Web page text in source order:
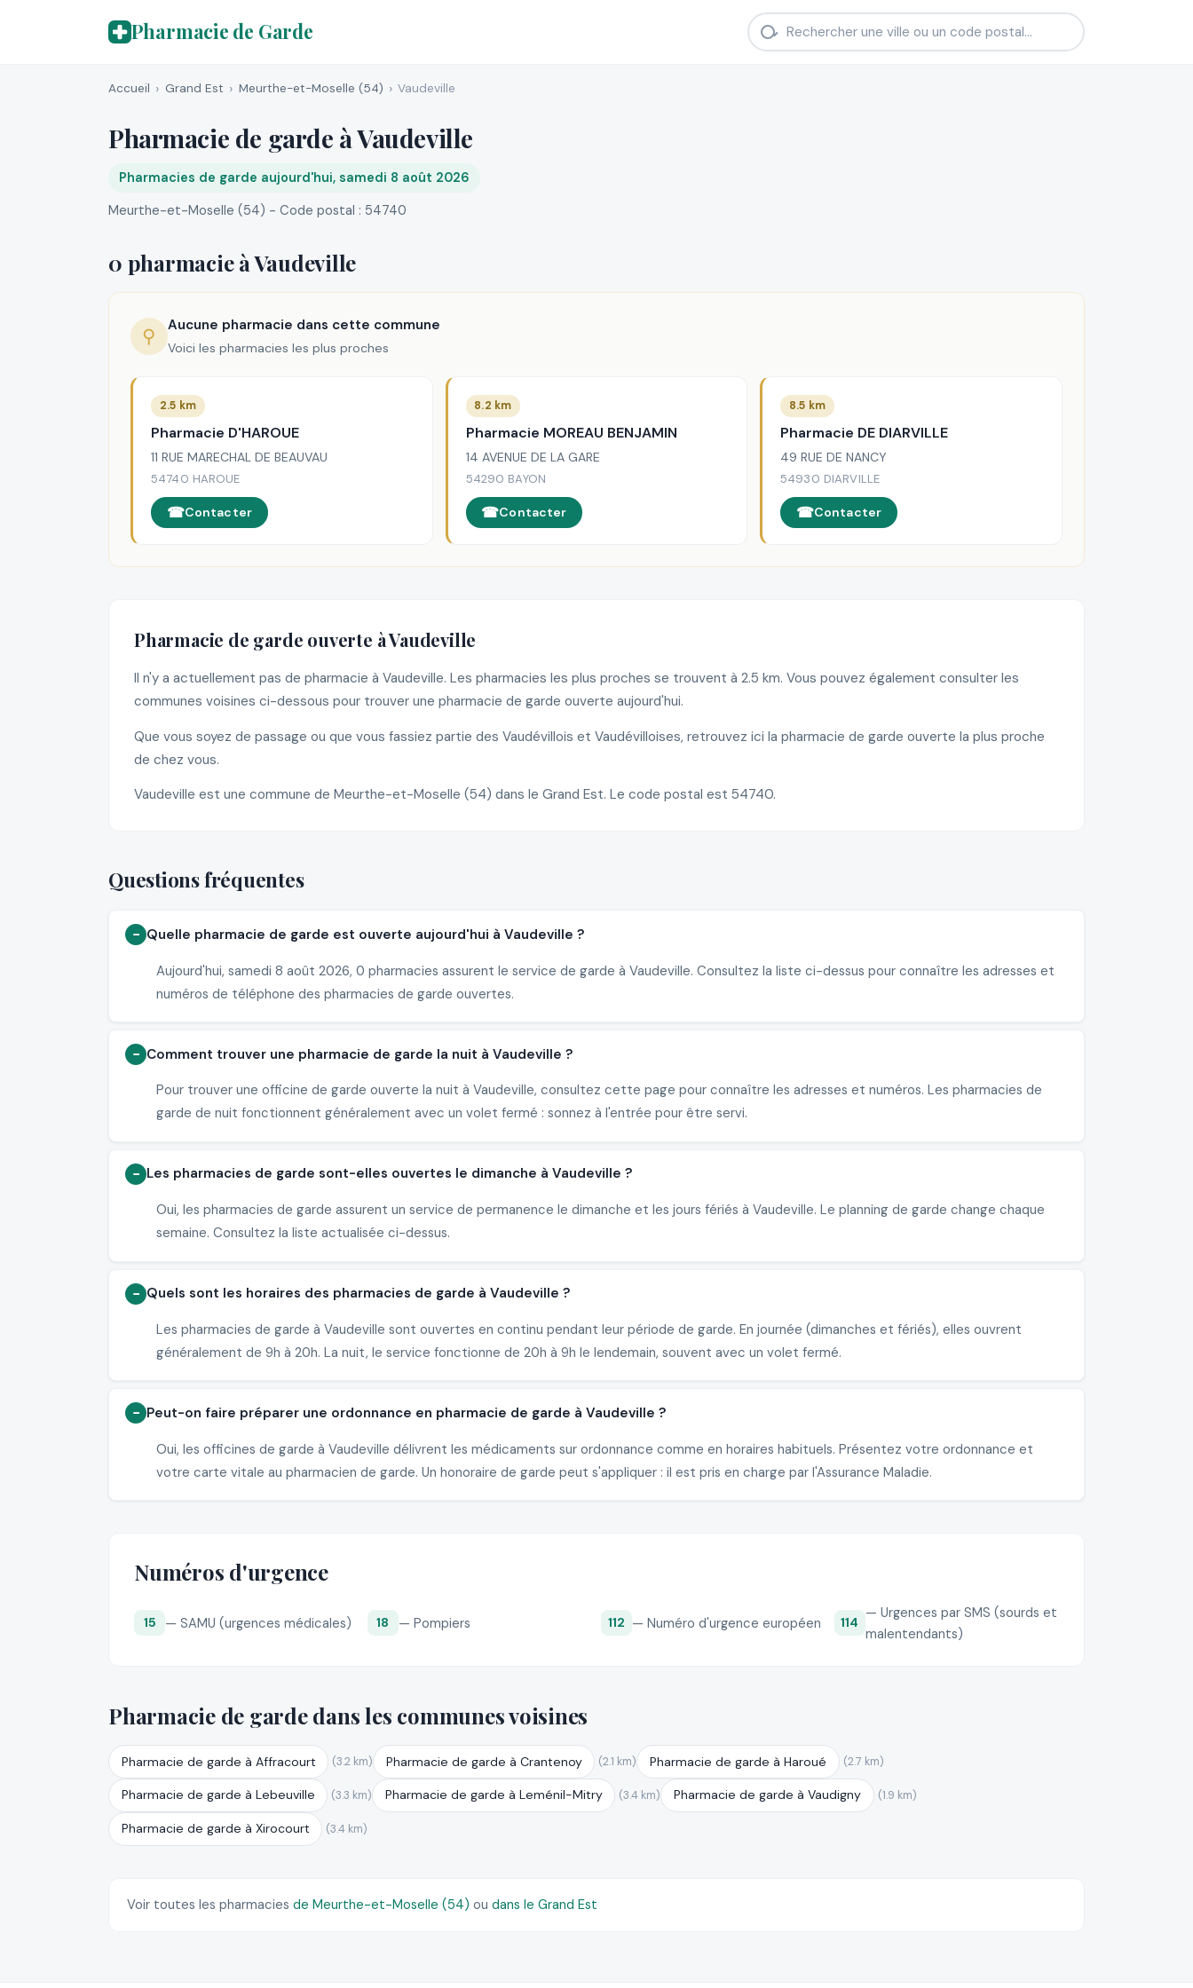
Pharmacie de Garde
Accueil Grand Est Meurthe-et-Moselle (54) Vaudeville
Pharmacie de garde à Vaudeville
Pharmacies de garde aujourd'hui, samedi 8 août 2026
Meurthe-et-Moselle (54) - Code postal : 54740
0 pharmacie à Vaudeville
⚲ Aucune pharmacie dans cette commune
Voici les pharmacies les plus proches
2.5 km
Pharmacie D'HAROUE
11 RUE MARECHAL DE BEAUVAU
54740 HAROUE
Contacter
8.2 km
Pharmacie MOREAU BENJAMIN
14 AVENUE DE LA GARE
54290 BAYON
Contacter
8.5 km
Pharmacie DE DIARVILLE
49 RUE DE NANCY
54930 DIARVILLE
Contacter
Pharmacie de garde ouverte à Vaudeville
Il n'y a actuellement pas de pharmacie à Vaudeville. Les pharmacies les plus proches se trouvent à 2.5 km. Vous pouvez également consulter les
communes voisines ci-dessous pour trouver une pharmacie de garde ouverte aujourd'hui.
Que vous soyez de passage ou que vous fassiez partie des Vaudévillois et Vaudévilloises, retrouvez ici la pharmacie de garde ouverte la plus proche
de chez vous.
Vaudeville est une commune de Meurthe-et-Moselle (54) dans le Grand Est. Le code postal est 54740.
Questions fréquentes
Quelle pharmacie de garde est ouverte aujourd'hui à Vaudeville ?
Aujourd'hui, samedi 8 août 2026, 0 pharmacies assurent le service de garde à Vaudeville. Consultez la liste ci-dessus pour connaître les adresses et
numéros de téléphone des pharmacies de garde ouvertes.
Comment trouver une pharmacie de garde la nuit à Vaudeville ?
Pour trouver une officine de garde ouverte la nuit à Vaudeville, consultez cette page pour connaître les adresses et numéros. Les pharmacies de
garde de nuit fonctionnent généralement avec un volet fermé : sonnez à l'entrée pour être servi.
Les pharmacies de garde sont-elles ouvertes le dimanche à Vaudeville ?
Oui, les pharmacies de garde assurent un service de permanence le dimanche et les jours fériés à Vaudeville. Le planning de garde change chaque
semaine. Consultez la liste actualisée ci-dessus.
Quels sont les horaires des pharmacies de garde à Vaudeville ?
Les pharmacies de garde à Vaudeville sont ouvertes en continu pendant leur période de garde. En journée (dimanches et fériés), elles ouvrent
généralement de 9h à 20h. La nuit, le service fonctionne de 20h à 9h le lendemain, souvent avec un volet fermé.
Peut-on faire préparer une ordonnance en pharmacie de garde à Vaudeville ?
Oui, les officines de garde à Vaudeville délivrent les médicaments sur ordonnance comme en horaires habituels. Présentez votre ordonnance et
votre carte vitale au pharmacien de garde. Un honoraire de garde peut s'appliquer : il est pris en charge par l'Assurance Maladie.
Numéros d'urgence
15 — SAMU (urgences médicales) 18 — Pompiers 112 — Numéro d'urgence européen 114
— Urgences par SMS (sourds et
malentendants)
Pharmacie de garde dans les communes voisines
Pharmacie de garde à Affracourt (3.2 km) Pharmacie de garde à Crantenoy (2.1 km) Pharmacie de garde à Haroué (2.7 km)
Pharmacie de garde à Lebeuville (3.3 km) Pharmacie de garde à Leménil-Mitry (3.4 km) Pharmacie de garde à Vaudigny (1.9 km)
Pharmacie de garde à Xirocourt (3.4 km)
Voir toutes les pharmacies de Meurthe-et-Moselle (54) ou dans le Grand Est